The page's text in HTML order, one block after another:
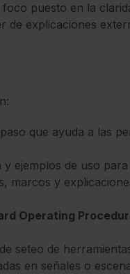
puesto en la
de explicaciones
que ayuda a las
y ejemplos de uso
marcos y
Operating
seteo de
en señales o